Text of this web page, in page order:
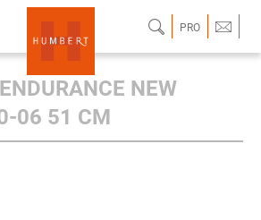
PRO
NEW
06 51 CM